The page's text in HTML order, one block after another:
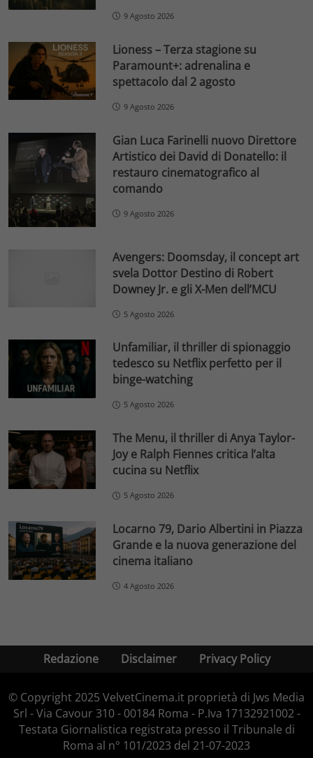
9 Agosto 2026
Lioness – Terza stagione su
Paramount+: adrenalina e
spettacolo dal 2 agosto
9 Agosto 2026
Gian Luca Farinelli nuovo Direttore
Artistico dei David di Donatello: il
restauro cinematografico al
comando
9 Agosto 2026
Avengers: Doomsday, il concept art
svela Dottor Destino di Robert
Downey Jr. e gli X-Men dell’MCU
5 Agosto 2026
Unfamiliar, il thriller di spionaggio
tedesco su Netflix perfetto per il
binge-watching
5 Agosto 2026
The Menu, il thriller di Anya Taylor-
Joy e Ralph Fiennes critica l’alta
cucina su Netflix
5 Agosto 2026
Locarno 79, Dario Albertini in Piazza
Grande e la nuova generazione del
cinema italiano
4 Agosto 2026
Redazione Disclaimer Privacy Policy
© Copyright 2025 VelvetCinema.it proprietà di Jws Media
Srl - Via Cavour 310 - 00184 Roma - P.Iva 17132921002 -
Testata Giornalistica registrata presso il Tribunale di
Roma al n° 101/2023 del 21-07-2023